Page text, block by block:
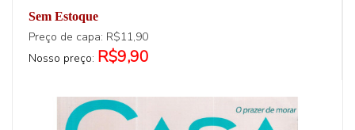
Sem Estoque
Preço de capa: R$11,90
Nosso preço: R$9,90